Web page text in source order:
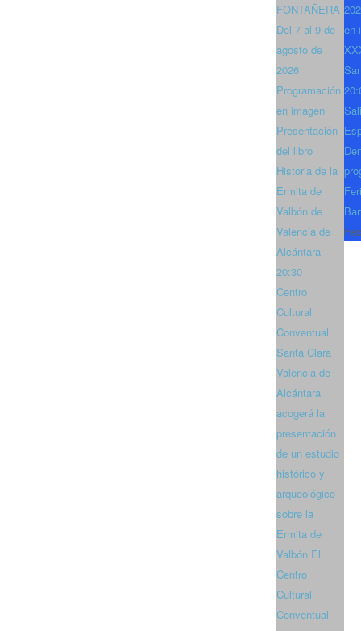
FONTAÑERA
Del 7 al 9 de
agosto de
2026
Programación
en imagen
Presentación
del libro
Historia de la
Ermita de
Valbón de
Valencia de
Alcántara
20:30
Centro
Cultural
Conventual
Santa Clara
Valencia de
Alcántara
acogerá la
presentación
de un estudio
histórico y
arqueológico
sobre la
Ermita de
Valbón El
Centro
Cultural
Conventual
en